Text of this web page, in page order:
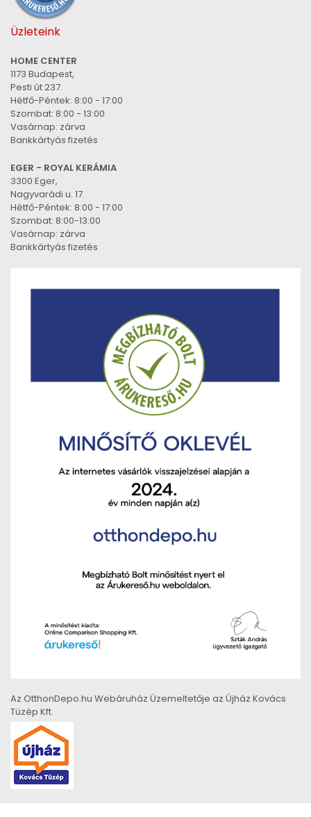
Üzleteink
HOME CENTER
1173 Budapest,
Pesti út 237.
Hétfő-Péntek: 8:00 - 17:00
Szombat: 8:00 - 13:00
Vasárnap: zárva
Bankkártyás fizetés
EGER - ROYAL KERÁMIA
3300 Eger,
Nagyvarádi u. 17.
Hétfő-Péntek: 8:00 - 17:00
Szombat: 8:00-13:00
Vasárnap: zárva
Bankkártyás fizetés
Az OtthonDepo.hu Webáruház Üzemeltetője az Újház Kovács
Tüzép Kft.